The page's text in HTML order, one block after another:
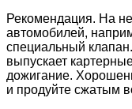
Рекомендация. На
автомобилей,
специальный
выпускает
дожигание.
и продуйте сжатым